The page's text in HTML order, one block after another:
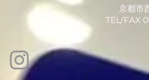
京都市
​TEL/FAX